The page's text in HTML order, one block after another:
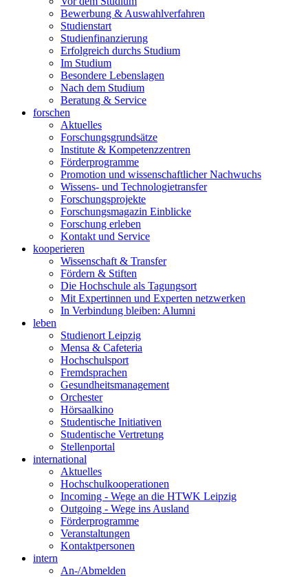
Bewerbung & Auswahlverfahren
Studienstart
Studienfinanzierung
Erfolgreich durchs Studium
Im Studium
Besondere Lebenslagen
Nach dem Studium
Beratung & Service
forschen
Aktuelles
Forschungsgrundsätze
Institute & Kompetenzzentren
Förderprogramme
Promotion und wissenschaftlicher Nachwuchs
Wissens- und Technologietransfer
Forschungsprojekte
Forschungsmagazin Einblicke
Forschung erleben
Kontakt und Service
kooperieren
Wissenschaft & Transfer
Fördern & Stiften
Die Hochschule als Tagungsort
Mit Expertinnen und Experten netzwerken
In Verbindung bleiben: Alumni
leben
Studienort Leipzig
Mensa & Cafeteria
Hochschulsport
Fremdsprachen
Gesundheitsmanagement
Orchester
Hörsaalkino
Studentische Initiativen
Studentische Vertretung
Stellenportal
international
Aktuelles
Hochschulkooperationen
Incoming - Wege an die HTWK Leipzig
Outgoing - Wege ins Ausland
Förderprogramme
Veranstaltungen
Kontaktpersonen
intern
An-/Abmelden